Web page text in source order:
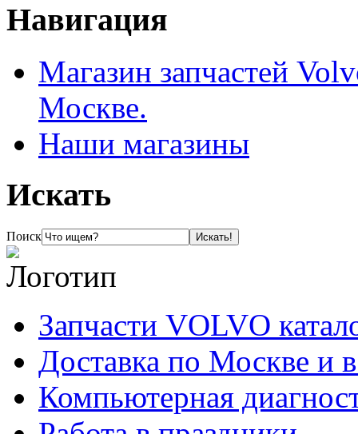
Навигация
Магазин запчастей
Москве.
Наши магазины
Искать
Поиск
Запчасти VOLVO
Доставка по Москве и
Компьютерная